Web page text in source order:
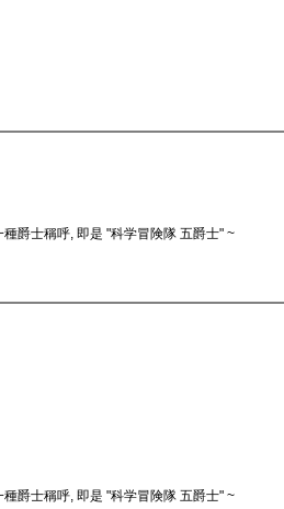
種爵士稱呼, 即是 "科学冒険隊 五爵士" ~
種爵士稱呼, 即是 "科学冒険隊 五爵士" ~